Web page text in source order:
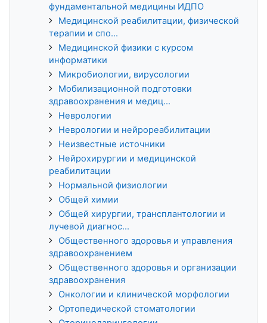
фундаментальной медицины ИДПО
Медицинской реабилитации, физической
терапии и спо...
Медицинской физики с курсом
информатики
Микробиологии, вирусологии
Мобилизационной подготовки
здравоохранения и медиц...
Неврологии
Неврологии и нейрореабилитации
Неизвестные источники
Нейрохирургии и медицинской
реабилитации
Нормальной физиологии
Общей химии
Общей хирургии, трансплантологии и
лучевой диагнос...
Общественного здоровья и управления
здравоохранением
Общественного здоровья и организации
здравоохранения
Онкологии и клинической морфологии
Ортопедической стоматологии